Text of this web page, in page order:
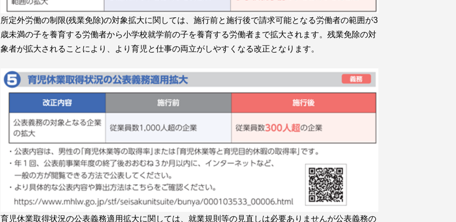
所定外労働の制限(残業免除)の対象拡大に関しては、施行前と施行後で請求可能となる労働者の範囲が3
歳未満の子を養育する労働者から小学校就学前の子を養育する労働者まで拡大されます。残業免除の対
象者が拡大されることにより、より育児と仕事の両立がしやすくなる改正となります。
育児休業取得状況の公表義務適用拡大に関しては、就業規則等の見直しは必要ありませんが公表義務の